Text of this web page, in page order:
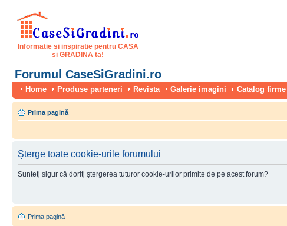
Informatie si inspiratie pentru CASA
si GRADINA ta!
Forumul CaseSiGradini.ro
Home Produse parteneri Revista Galerie imagini Catalog firme
Prima pagină
Şterge toate cookie-urile forumului
Sunteţi sigur că doriţi ştergerea tuturor cookie-urilor primite de pe acest forum?
Prima pagină